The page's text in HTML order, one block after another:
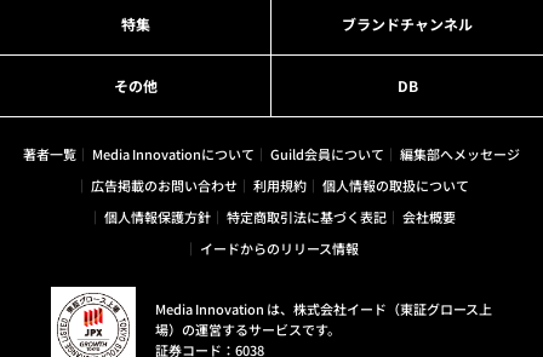
特集 ブランドチャンネル
その他 DB
著者一覧 Media Innovationについて Guild会員について
編集部へメッセージ
広告掲載のお問い合わせ
利用規約
個人情報の取扱について
個人情報保護方針
特定商取引法に基づく表記
会社概要
イードからのリリース情報
Media Innovation は、株式会社イード（東証グロース上
場）の運営するサービスです。
証券コード：6038